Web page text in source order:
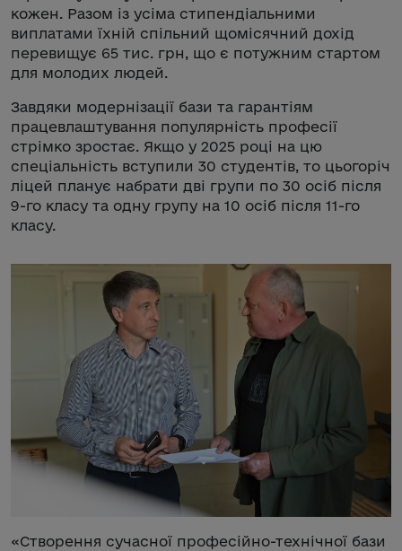
кожен. Разом із усіма стипендіальними
виплатами їхній спільний щомісячний дохід
перевищує 65 тис. грн, що є потужним стартом
для молодих людей.
Завдяки модернізації бази та гарантіям
працевлаштування популярність професії
стрімко зростає. Якщо у 2025 році на цю
спеціальність вступили 30 студентів, то цьогоріч
ліцей планує набрати дві групи по 30 осіб після
9-го класу та одну групу на 10 осіб після 11-го
класу.
«Створення сучасної професійно-технічної бази